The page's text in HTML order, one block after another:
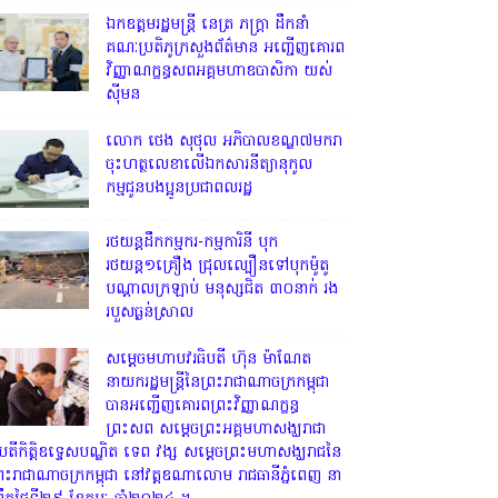
ឯកឧត្តមរដ្ឋមន្ត្រី នេត្រ ភក្ត្រា ដឹកនាំ
គណៈប្រតិភូក្រសួងព័ត៌មាន អញ្ជើញគោរព
វិញ្ញាណក្ខន្ធសពអគ្គមហាឧបាសិកា យស់
ស៊ីមន
លោក ថេង សុថុល អភិបាលខណ្ឌ៧មករា
ចុះហត្ថលេខាលើឯកសារនីត្យានុកូល
កម្មជូនបងប្អូនប្រជាពលរដ្ឋ
រថយន្តដឹកកម្មករ-កម្មការិនី បុក
រថយន្ត១គ្រឿង ជ្រុលល្បឿនទៅបុកម៉ូតូ
បណ្តាលក្រឡាប់ មនុស្សជិត ៣០នាក់ រង
របួសធ្ងន់ស្រាល
សម្តេចមហាបវរធិបតី ហ៊ុន ម៉ាណែត
នាយករដ្ឋមន្ត្រីនៃព្រះរាជាណាចក្រកម្ពុជា
បានអញ្ជើញគោរពព្រះវិញ្ញាណក្ខន្ធ
ព្រះសព សម្តេចព្រះអគ្គមហាសង្ឃរាជា
តីកិត្តិឧទ្ទេសបណ្ឌិត ទេព វង្ស សម្តេចព្រះមហាសង្ឃរាជនៃ
ះរាជាណាចក្រកម្ពុជា នៅវត្តឧណាលោម រាជធានីភ្នំពេញ នា